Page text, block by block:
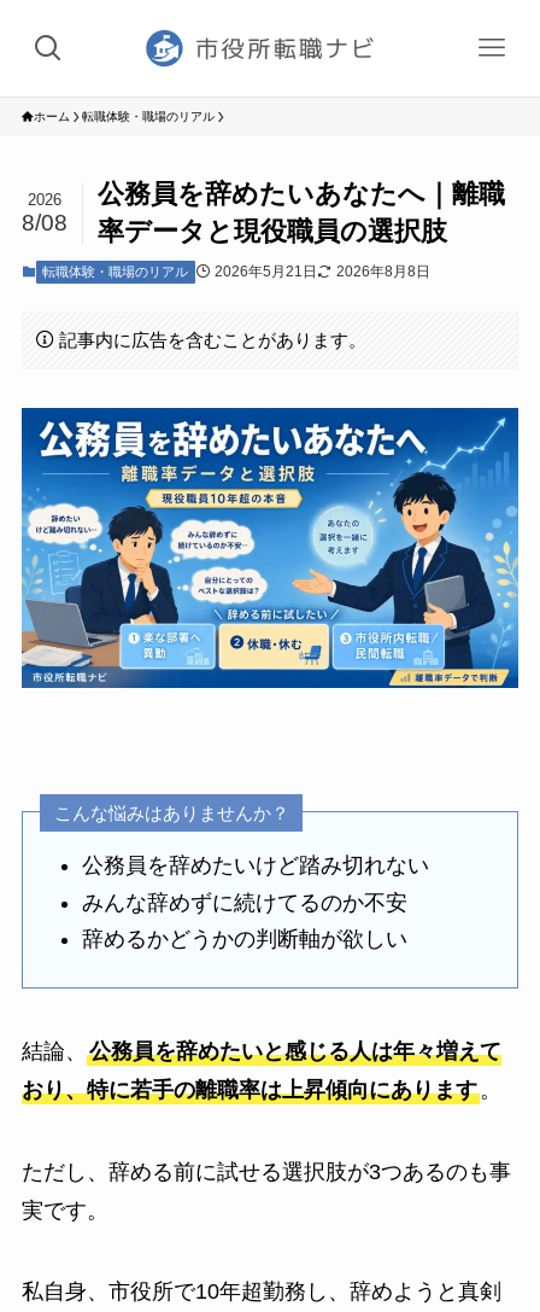
ホーム 転職体験・職場のリアル
公務員を辞めたいあなたへ｜離職
率データと現役職員の選択肢
2026
8/08
転職体験・職場のリアル 2026年5月21日 2026年8月8日
記事内に広告を含むことがあります。
こんな悩みはありませんか？
公務員を辞めたいけど踏み切れない
みんな辞めずに続けてるのか不安
辞めるかどうかの判断軸が欲しい
結論、 公務員を辞めたいと感じる人は年々増えて
おり、特に若手の離職率は上昇傾向にあります。
ただし、辞める前に試せる選択肢が3つあるのも事
実です。
私自身、市役所で10年超勤務し、辞めようと真剣